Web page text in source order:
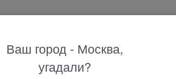
МАРКЕТ
Ваш город - Москва,
угадали?